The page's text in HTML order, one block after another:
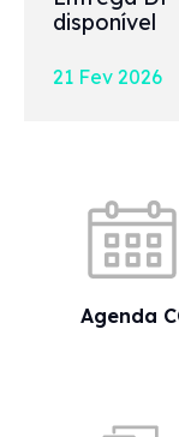
disponível
21 Fev 2026
Agenda